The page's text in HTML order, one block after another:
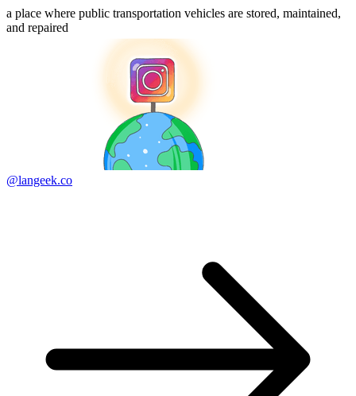
a place where public transportation vehicles are stored, maintained,
and repaired
@langeek.co